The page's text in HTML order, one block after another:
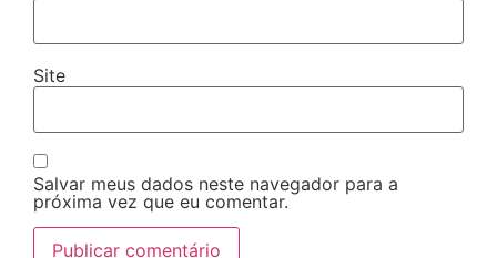
Site
Salvar meus dados neste navegador para a
próxima vez que eu comentar.